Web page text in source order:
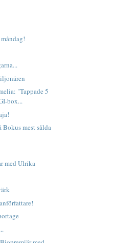
"Tappade 5
box...
Bokus mest sålda
med Ulrika